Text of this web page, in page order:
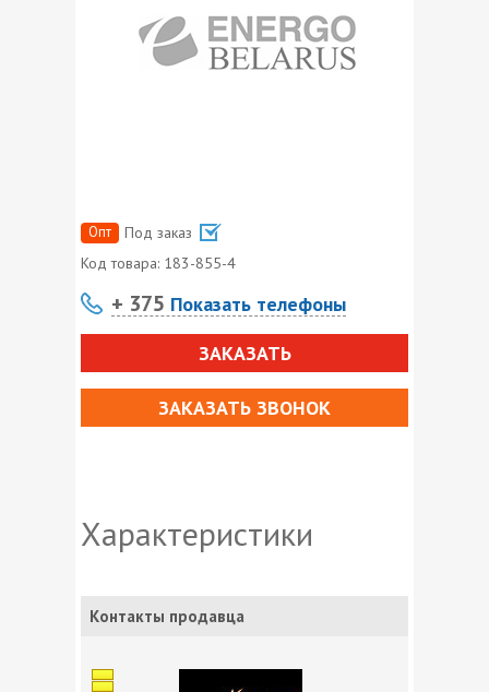
Опт
Под заказ
Код товара: 183-855-4
+ 375 Показать телефоны
ЗАКАЗАТЬ
ЗАКАЗАТЬ ЗВОНОК
Характеристики
Контакты продавца